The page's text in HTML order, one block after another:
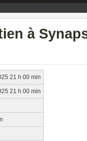
à
21 h 00 min
21 h 00 min